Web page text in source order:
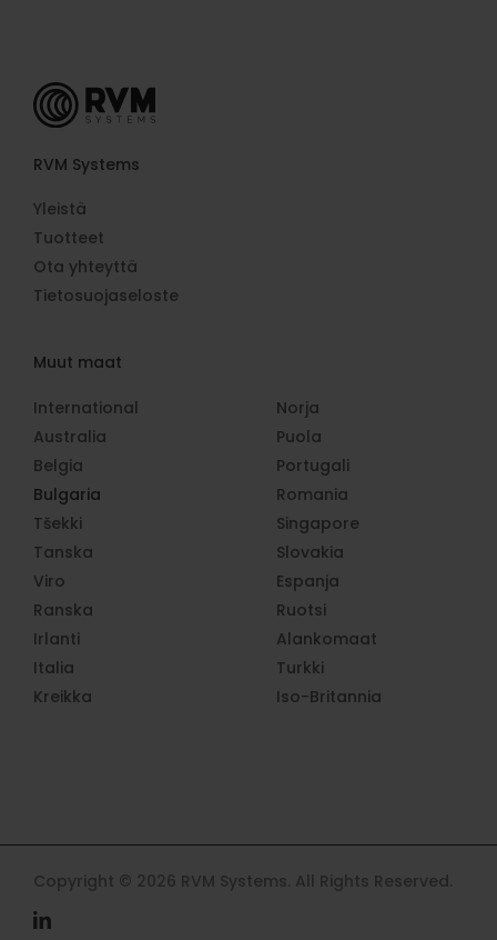
RVM Systems
Yleistä
Tuotteet
Ota yhteyttä
Tietosuojaseloste
Muut maat
International
Australia
Belgia
Bulgaria
Tšekki
Tanska
Viro
Ranska
Irlanti
Italia
Kreikka
Norja
Puola
Portugali
Romania
Singapore
Slovakia
Espanja
Ruotsi
Alankomaat
Turkki
Iso-Britannia
Copyright © 2026 RVM Systems. All Rights Reserved.